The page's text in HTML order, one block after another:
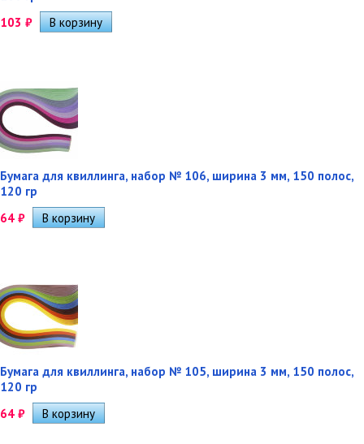
103 ₽
Бумага для квиллинга, набор № 106, ширина 3 мм, 150 полос,
120 гр
64 ₽
Бумага для квиллинга, набор № 105, ширина 3 мм, 150 полос,
120 гр
64 ₽